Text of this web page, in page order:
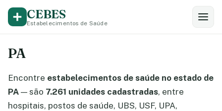
CEBES
Estabelecimentos de Saúde
PA
Encontre estabelecimentos de saúde no estado de
PA — são 7.261 unidades cadastradas, entre
hospitais, postos de saúde, UBS, USF, UPA,